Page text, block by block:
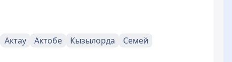
Актау Актобе Кызылорда
Семей